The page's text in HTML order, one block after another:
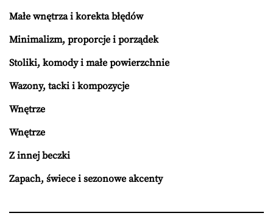
Małe wnętrza i korekta błędów
Minimalizm, proporcje i porządek
Stoliki, komody i małe powierzchnie
Wazony, tacki i kompozycje
Wnętrze
Wnętrze
Z innej beczki
Zapach, świece i sezonowe akcenty